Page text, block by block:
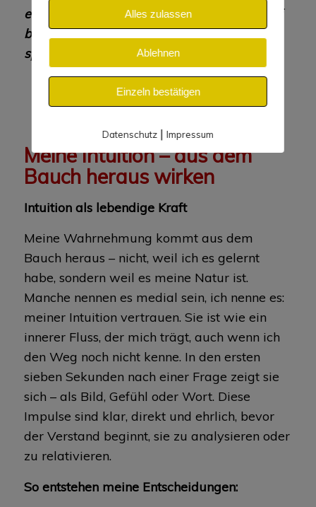
entsteht Veränderung, die nicht nur im Kopf
bleibt, sondern tief im Herzen und im Leben
spürbar wird.
Meine Intuition – aus dem
Bauch heraus wirken
Intuition als lebendige Kraft
Meine Wahrnehmung kommt aus dem
Bauch heraus – nicht, weil ich es gelernt
habe, sondern weil es meine Natur ist.
Manche nennen es medial sein, ich nenne es:
meiner Intuition vertrauen. Sie ist wie ein
innerer Fluss, der mich trägt, auch wenn ich
den Weg noch nicht kenne. In den ersten
sieben Sekunden nach einer Frage zeigt sie
sich – als Bild, Gefühl oder Wort. Diese
Impulse sind klar, direkt und ehrlich, bevor
der Verstand beginnt, sie zu analysieren oder
zu relativieren.
So entstehen meine Entscheidungen:
Alles zulassen
Ablehnen
Einzeln bestätigen
Datenschutz| Impressum